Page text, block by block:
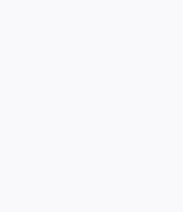
」、個人
」を運営する
表取締役：安
ドで総額約